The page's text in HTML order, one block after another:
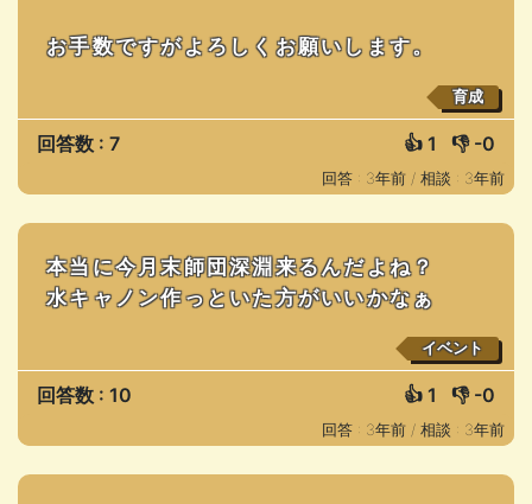
お手数ですがよろしくお願いします。
育成
回答数 : 7 👍 1 👎 -0
回答 : 3年前 / 相談 : 3年前
本当に今月末師団深淵来るんだよね？
水キャノン作っといた方がいいかなぁ
イベント
回答数 : 10 👍 1 👎 -0
回答 : 3年前 / 相談 : 3年前